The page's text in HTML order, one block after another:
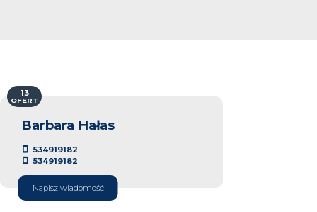
Barbara Hałas
534919182
534919182
Napisz wiadomość
13
OFERT